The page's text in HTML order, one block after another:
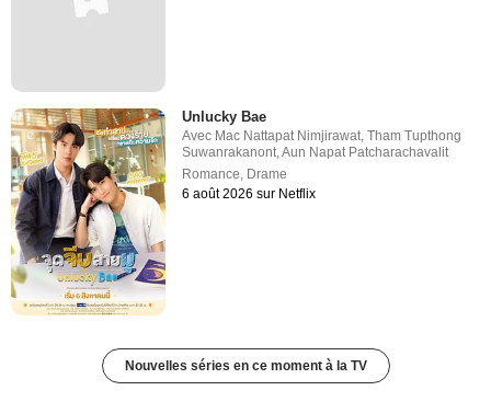
Unlucky Bae
Avec Mac Nattapat Nimjirawat,Tham Tupthong
Suwanrakanont,Aun Napat Patcharachavalit
Romance, Drame
6 août 2026 sur Netflix
Nouvelles séries en ce moment à la TV